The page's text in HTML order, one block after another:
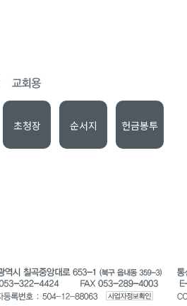
초청장 순서지 헌금봉투